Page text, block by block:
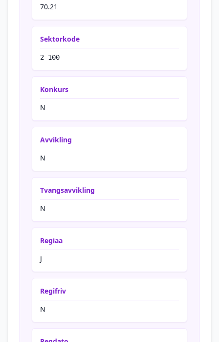
70.21
Sektorkode
2 100
Konkurs
N
Avvikling
N
Tvangsavvikling
N
Regiaa
J
Regifriv
N